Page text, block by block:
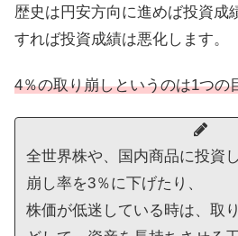
歴史は円安方向に進めば投資成
すれば投資成績は悪化します。
4％の取り崩しというのは1つの
全世界株や、国内商品に投資
崩し率を3％に下げたり、
株価が低迷している時は、取